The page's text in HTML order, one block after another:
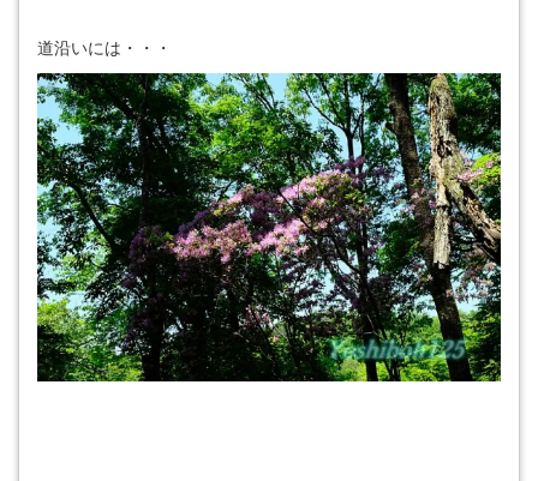
道沿いには・・・